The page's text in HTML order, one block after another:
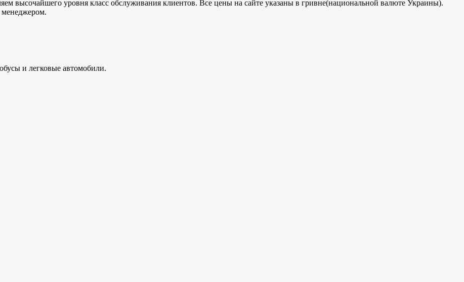
высочайшего уровня класс обслуживания клиентов. Все цены на сайте указаны в гривне(национальной валюте Украины).
менеджером.
и легковые автомобили.